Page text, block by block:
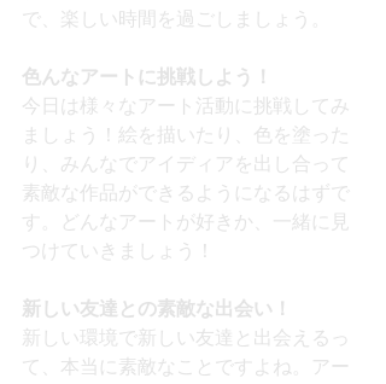
で、楽しい時間を過ごしましょう。
色んなアートに挑戦しよう！
今日は様々なアート活動に挑戦してみ
ましょう！絵を描いたり、色を塗った
り、みんなでアイディアを出し合って
素敵な作品ができるようになるはずで
す。どんなアートが好きか、一緒に見
つけていきましょう！
新しい友達との素敵な出会い！
新しい環境で新しい友達と出会えるっ
て、本当に素敵なことですよね。アー